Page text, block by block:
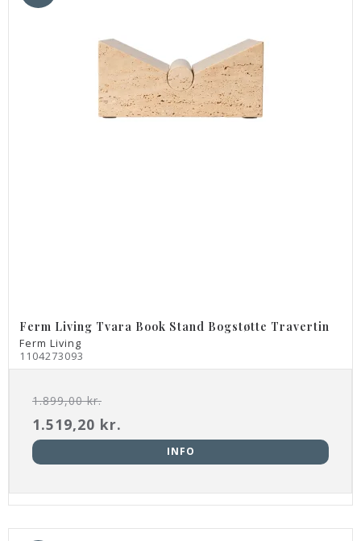
Ferm Living Tvara Book Stand Bogstøtte Travertin
Ferm Living
1104273093
1.899,00 kr.
1.519,20 kr.
INFO